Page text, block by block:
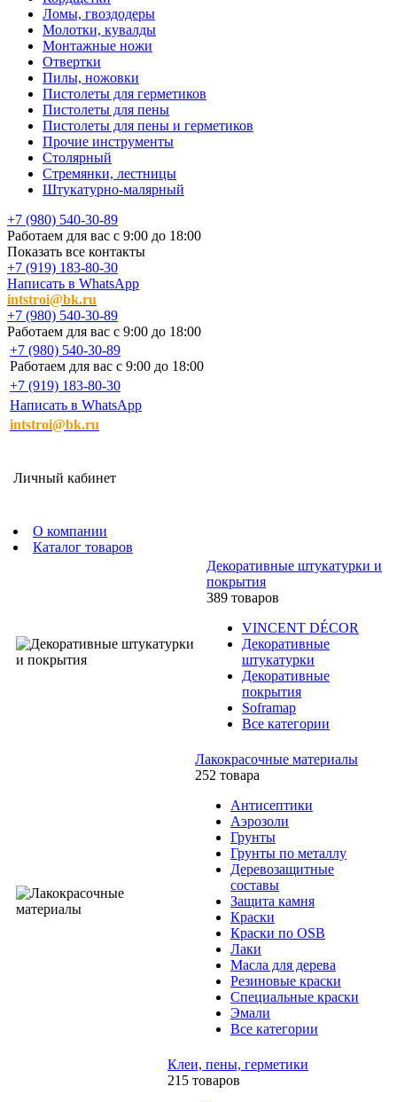
Ломы, гвоздодеры
Молотки, кувалды
Монтажные ножи
Отвертки
Пилы, ножовки
Пистолеты для герметиков
Пистолеты для пены
Пистолеты для пены и герметиков
Прочие инструменты
Столярный
Стремянки, лестницы
Штукатурно-малярный
+7 (980) 540-30-89
Работаем для вас с 9:00 до 18:00
Показать все контакты
+7 (919) 183-80-30
Написать в WhatsApp
intstroi@bk.ru
+7 (980) 540-30-89
Работаем для вас с 9:00 до 18:00
+7 (980) 540-30-89
Работаем для вас с 9:00 до 18:00
+7 (919) 183-80-30
Написать в WhatsApp
intstroi@bk.ru
Личный кабинет
О компании
Каталог товаров
Декоративные штукатурки и
покрытия
389 товаров
VINCENT DÉCOR
Декоративные
штукатурки
Декоративные
покрытия
Soframap
Все категории
Лакокрасочные материалы
252 товара
Антисептики
Аэрозоли
Грунты
Грунты по металлу
Деревозащитные
составы
Защита камня
Краски
Краски по OSB
Лаки
Масла для дерева
Резиновые краски
Специальные краски
Эмали
Все категории
Клеи, пены, герметики
215 товаров